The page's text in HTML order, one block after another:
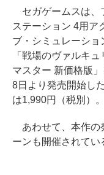
セガゲームスは、
ステーション 4用ア
ブ・シミュレーショ
「戦場のヴァルキュ
マスター 新価格版
8日より発売開始し
は1,990円（税別）。
あわせて、本作の
ーンも開催されてい